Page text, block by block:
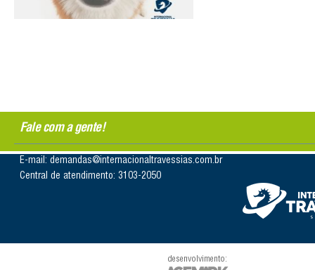
Fale com a gente!
E-mail: demandas@internacionaltravessias.com.br
Central de atendimento: 3103-2050
desenvolvimento: